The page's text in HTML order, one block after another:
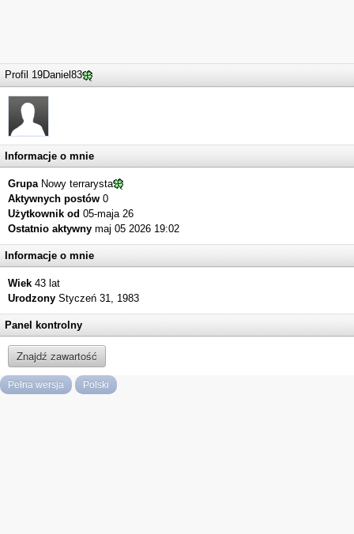
Profil 19Daniel83
Informacje o mnie
Grupa Nowy terrarysta
Aktywnych postów 0
Użytkownik od 05-maja 26
Ostatnio aktywny maj 05 2026 19:02
Informacje o mnie
Wiek 43 lat
Urodzony Styczeń 31, 1983
Panel kontrolny
Znajdź zawartość
Pełna wersja Polski